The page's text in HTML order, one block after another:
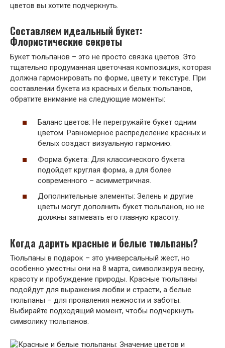
цветов вы хотите подчеркнуть.
Составляем идеальный букет:
Флористические секреты
Букет тюльпанов – это не просто связка цветов. Это
тщательно продуманная цветочная композиция, которая
должна гармонировать по форме, цвету и текстуре. При
составлении букета из красных и белых тюльпанов,
обратите внимание на следующие моменты:
Баланс цветов: Не перегружайте букет одним
цветом. Равномерное распределение красных и
белых создаст визуальную гармонию.
Форма букета: Для классического букета
подойдет круглая форма, а для более
современного – асимметричная.
Дополнительные элементы: Зелень и другие
цветы могут дополнить букет тюльпанов, но не
должны затмевать его главную красоту.
Когда дарить красные и белые тюльпаны?
Тюльпаны в подарок – это универсальный жест, но
особенно уместны они на 8 марта, символизируя весну,
красоту и пробуждение природы. Красные тюльпаны
подойдут для выражения любви и страсти, а белые
тюльпаны – для проявления нежности и заботы.
Выбирайте подходящий момент, чтобы подчеркнуть
символику тюльпанов.